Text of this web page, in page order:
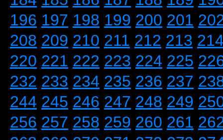
196 197 198 199 200 201
208 209 210 211 212 213
220 221 222 223 224 225
232 233 234 235 236 237
244 245 246 247 248 249
256 257 258 259 260 261